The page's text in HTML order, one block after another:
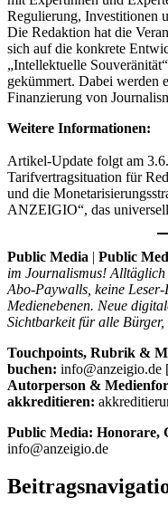
Regulierung, Investitionen
Die Redaktion hat die
sich auf die konkrete
„Intellektuelle
gekümmert. Dabei werden
Finanzierung von
Weitere Informationen:
Artikel-Update folgt am
Tarifvertragsituation für
und die
ANZEIGIO“, das
Public Media | Public
im Journalismus!
Abo-Paywalls, keine
Medienebenen. Neue
Sichtbarkeit für alle
Touchpoints, Rubrik &
buchen:
Autorperson &
akkreditieren:
Public Media: Honorare,
info@anzeigio.de